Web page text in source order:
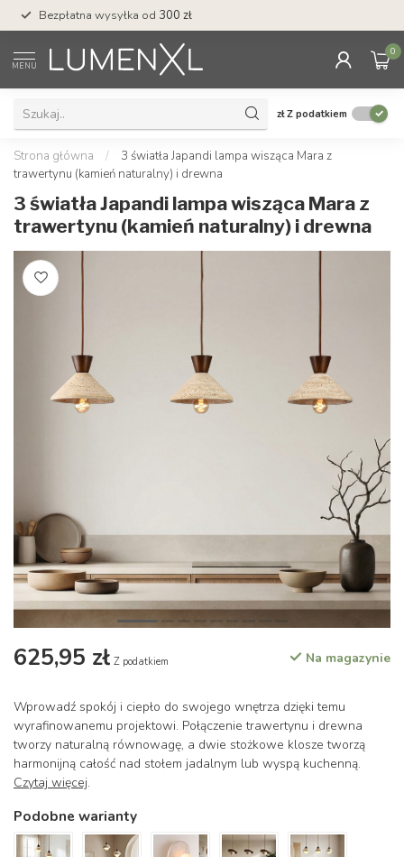
Bezpłatna wysyłka od 300 zł
MENU
0
złZ podatkiem
Strona główna /
3 światła Japandi lampa wisząca Mara z
trawertynu (kamień naturalny) i drewna
3 światła Japandi lampa wisząca Mara z
trawertynu (kamień naturalny) i drewna
625,95 zł Z podatkiem Na magazynie
Wprowadź spokój i ciepło do swojego wnętrza dzięki temu
wyrafinowanemu projektowi. Połączenie trawertynu i drewna
tworzy naturalną równowagę, a dwie stożkowe klosze tworzą
harmonijną całość nad stołem jadalnym lub wyspą kuchenną.
Czytaj więcej.
Podobne warianty